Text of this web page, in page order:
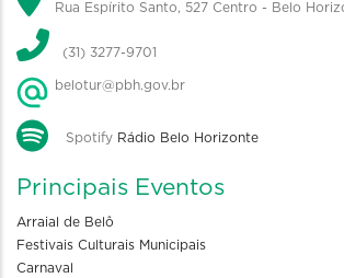
Rua Espírito Santo, 527 Centro - Belo
(31) 3277-9701
belotur@pbh.gov.br
Spotify Rádio Belo Horizonte
Principais Eventos
Arraial de Belô
Festivais Culturais Municipais
Carnaval